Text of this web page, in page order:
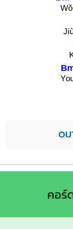
Y
คอร์